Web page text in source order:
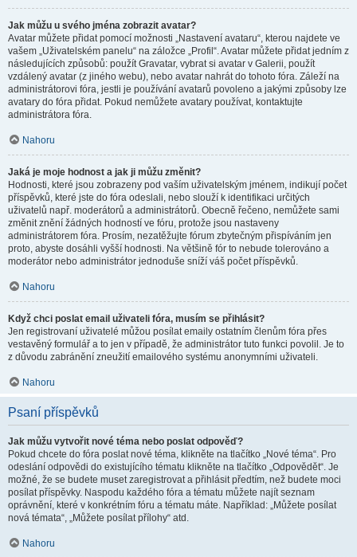
Jak můžu u svého jména zobrazit avatar?
Avatar můžete přidat pomocí možnosti „Nastavení avataru“, kterou najdete ve
vašem „Uživatelském panelu“ na záložce „Profil“. Avatar můžete přidat jedním z
následujících způsobů: použít Gravatar, vybrat si avatar v Galerii, použít
vzdálený avatar (z jiného webu), nebo avatar nahrát do tohoto fóra. Záleží na
administrátorovi fóra, jestli je používání avatarů povoleno a jakými způsoby lze
avatary do fóra přidat. Pokud nemůžete avatary používat, kontaktujte
administrátora fóra.
Nahoru
Jaká je moje hodnost a jak ji můžu změnit?
Hodnosti, které jsou zobrazeny pod vaším uživatelským jménem, indikují počet
příspěvků, které jste do fóra odeslali, nebo slouží k identifikaci určitých
uživatelů např. moderátorů a administrátorů. Obecně řečeno, nemůžete sami
změnit znění žádných hodností ve fóru, protože jsou nastaveny
administrátorem fóra. Prosím, nezatěžujte fórum zbytečným přispíváním jen
proto, abyste dosáhli vyšší hodnosti. Na většině fór to nebude tolerováno a
moderátor nebo administrátor jednoduše sníží váš počet příspěvků.
Nahoru
Když chci poslat email uživateli fóra, musím se přihlásit?
Jen registrovaní uživatelé můžou posílat emaily ostatním členům fóra přes
vestavěný formulář a to jen v případě, že administrátor tuto funkci povolil. Je to
z důvodu zabránění zneužití emailového systému anonymními uživateli.
Nahoru
Psaní příspěvků
Jak můžu vytvořit nové téma nebo poslat odpověď?
Pokud chcete do fóra poslat nové téma, klikněte na tlačítko „Nové téma“. Pro
odeslání odpovědi do existujícího tématu klikněte na tlačítko „Odpovědět“. Je
možné, že se budete muset zaregistrovat a přihlásit předtím, než budete moci
posílat příspěvky. Naspodu každého fóra a tématu můžete najít seznam
oprávnění, které v konkrétním fóru a tématu máte. Například: „Můžete posílat
nová témata“, „Můžete posílat přílohy“ atd.
Nahoru